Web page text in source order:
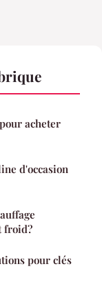
acheter
d'occasion
froid?
pour clés